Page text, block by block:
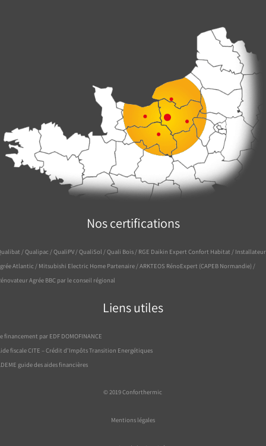
Nos certifications
/ Qualipac / QualiPV / QualiSol / Quali Bois / RGE Daikin Expert Confort Habitat / Installateur
Atlantic / Mitsubishi Electric Home Partenaire / ARKTEOS RénoExpert (CAPEB Normandie) /
Agrée BBC par le conseil régional
Liens utiles
financement par EDF DOMOFINANCE
fiscale CITE – Crédit d’Impôts Transition Energétiques
guide des aides financières
© 2019Conforthermic
Mentions légales